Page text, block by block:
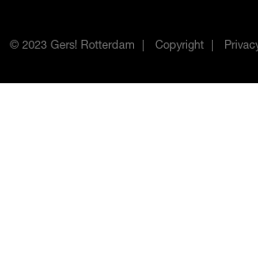
© 2023 Gers! Rotterdam Copyright